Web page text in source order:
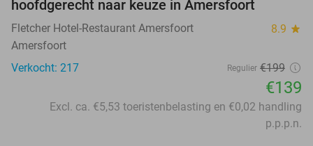
hoofdgerecht naar keuze in Amersfoort
Fletcher Hotel-Restaurant Amersfoort 8.9 star
Amersfoort
Verkocht: 217
Regulier €199
€139
Excl. ca. €5,53 toeristenbelasting en €0,02 handling
p.p.p.n.